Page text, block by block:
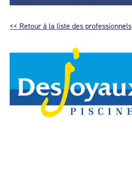
<< Retour à la liste des professionnels